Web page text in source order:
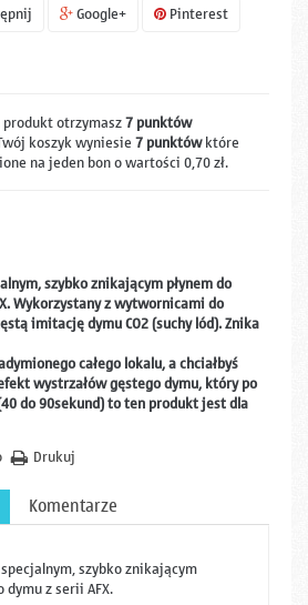
Google+
Pinterest
otrzymasz7punktów
koszyk wyniesie7punktówktóre
na jeden bon o wartości0,70 zł.
szybko znikającym płynem do
Wykorzystany z wytwornicami do
imitację dymu CO2 (suchy lód). Znika
całego lokalu, a chciałbyś
wystrzałów gęstego dymu, który po
do 90sekund) to ten produkt jest dla
Drukuj
Komentarze
szybko znikającym
dymu z serii AFX.